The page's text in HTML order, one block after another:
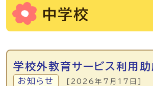
中学校
メインメニュー
学校外教育サービス利用
お知らせ [2026年7月17日]